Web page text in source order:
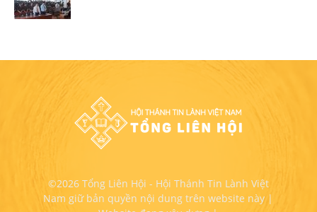
©2026 Tổng Liên Hội - Hội Thánh Tin Lành Việt
Nam giữ bản quyền nội dung trên website này |